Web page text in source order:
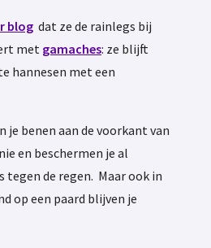
blog dat ze de rainlegs bij
metgamaches: ze blijft
hannesen met een
je benen aan de voorkant van
en beschermen je al
de regen. Maar ook in
op een paard blijven je